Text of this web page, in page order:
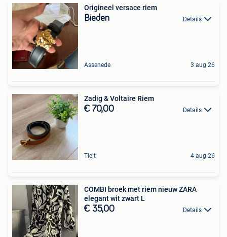
Origineel versace riem
Bieden Details
Assenede 3 aug 26
Zadig & Voltaire Riem
€ 70,00 Details
Tielt 4 aug 26
COMBI broek met riem nieuw ZARA
elegant wit zwart L
€ 35,00 Details